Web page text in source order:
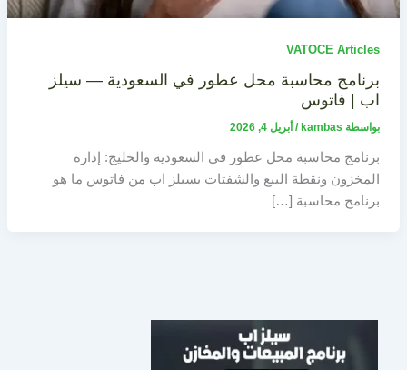
VATOCE Articles
برنامج محاسبة محل عطور في السعودية — سيلز
اب | فاتوس
بواسطة kambas
/ أبريل 4, 2026
برنامج محاسبة محل عطور في السعودية والخليج: إدارة
المخزون ونقطة البيع والشفتات بسيلز اب من فاتوس ما هو
برنامج محاسبة […]